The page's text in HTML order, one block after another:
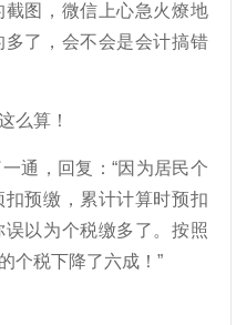
图，微信上心急火燎地
了，会不会是会计搞错
通，回复：“因为居民个
预缴，累计计算时预扣
以为个税缴多了。按照
个税下降了六成！”